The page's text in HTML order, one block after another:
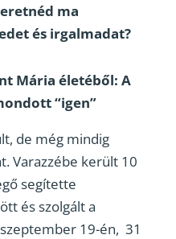
ma
és irgalmadat?
Mária életéből: A
“igen”
de még mindig
Varazzébe került 10
segítette
és szolgált a
19-én, 31